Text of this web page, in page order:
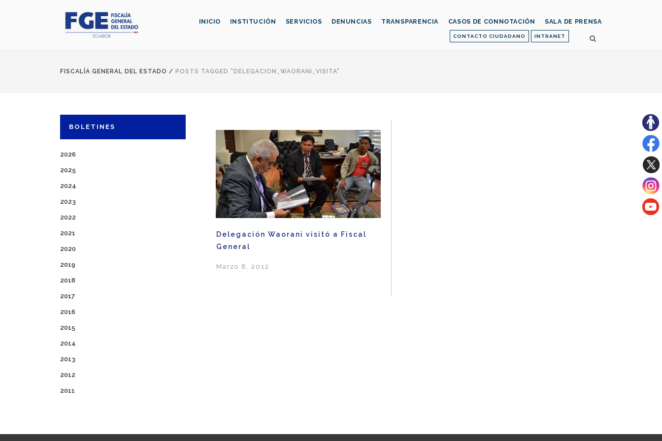
CONTACTO CIUDADANO INTRANET
INICIO INSTITUCIÓN SERVICIOS DENUNCIAS TRANSPARENCIA CASOS DE CONNOTACIÓN SALA DE PRENSA
FISCALÍA GENERAL DEL ESTADO / POSTS TAGGED "DELEGACION_WAORANI_VISITA"
BOLETINES
2026
2025
2024
2023
2022
2021
2020
2019
2018
2017
2016
2015
2014
2013
2012
2011
Delegación Waorani visitó a Fiscal
General
Marzo 8, 2012